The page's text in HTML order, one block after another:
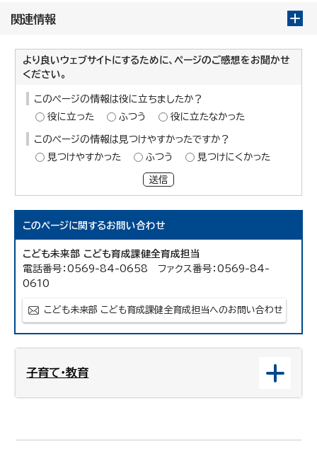
関連情報
より良いウェブサイトにするために、ページのご感想をお聞かせ
ください。
このページの情報は役に立ちましたか？
役に立った
ふつう 役に立たなかった
このページの情報は見つけやすかったですか？
見つけやすかった
ふつう 見つけにくかった
送信
このページに関するお問い合わせ
こども未来部 こども育成課健全育成担当
電話番号：0569-84-0658 ファクス番号：0569-84-
0610
こども未来部 こども育成課健全育成担当へのお問い合わせ
子育て・教育